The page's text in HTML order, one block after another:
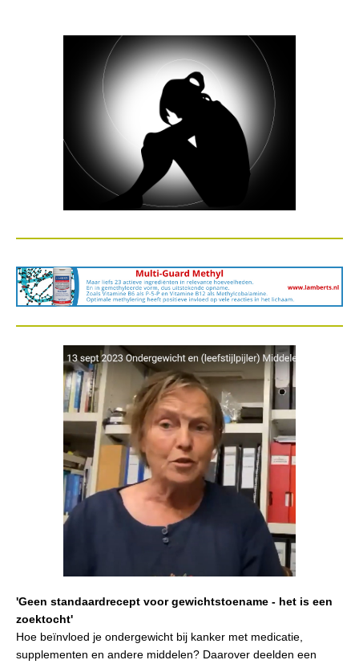
'Geen standaardrecept voor gewichtstoename - het is een
zoektocht'
Hoe beïnvloed je ondergewicht bij kanker met medicatie,
supplementen en andere middelen? Daarover deelden een